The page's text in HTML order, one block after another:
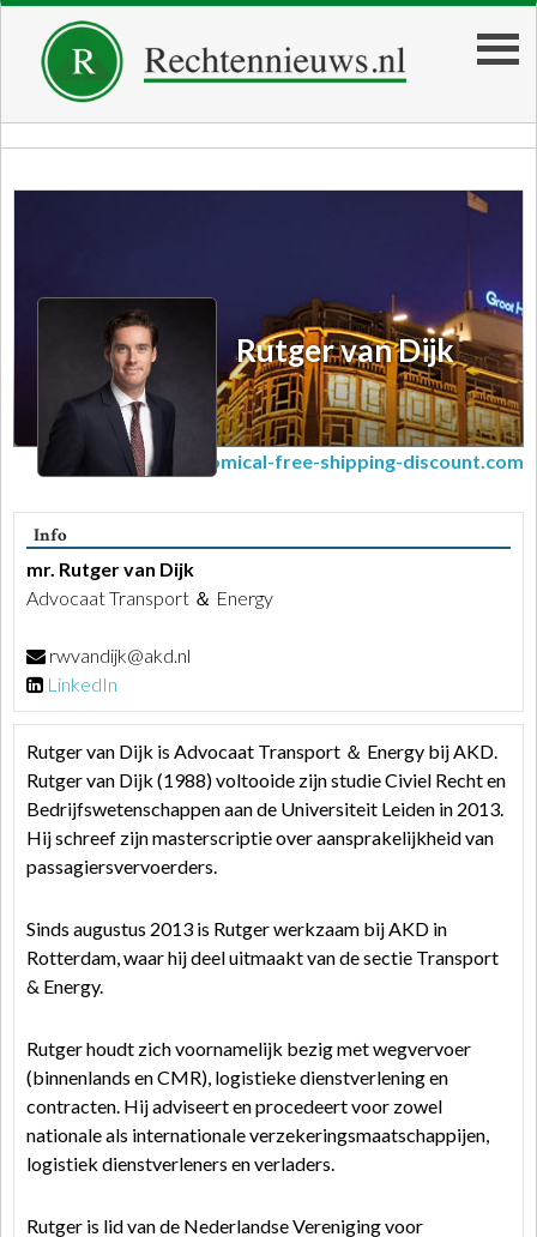
Rutger van Dijk
Rutger van Dijk
we-have-economical-free-shipping-discount.com
Info
mr. Rutger van Dijk
Advocaat Transport ＆ Energy
rwvandijk@akd.nl
LinkedIn
Rutger van Dijk is Advocaat Transport ＆ Energy bij AKD.
Rutger van Dijk (1988) voltooide zijn studie Civiel Recht en
Bedrijfswetenschappen aan de Universiteit Leiden in 2013.
Hij schreef zijn masterscriptie over aansprakelijkheid van
passagiersvervoerders.
Sinds augustus 2013 is Rutger werkzaam bij AKD in
Rotterdam, waar hij deel uitmaakt van de sectie Transport
& Energy.
Rutger houdt zich voornamelijk bezig met wegvervoer
(binnenlands en CMR), logistieke dienstverlening en
contracten. Hij adviseert en procedeert voor zowel
nationale als internationale verzekeringsmaatschappijen,
logistiek dienstverleners en verladers.
Rutger is lid van de Nederlandse Vereniging voor